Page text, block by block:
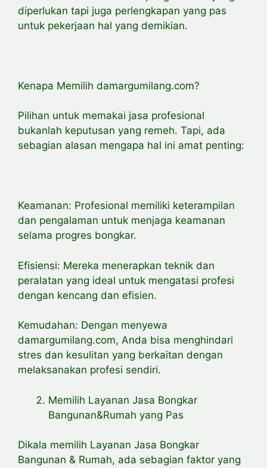
diperlukan tapi juga perlengkapan yang pas
untuk pekerjaan hal yang demikian.
Kenapa Memilih damargumilang.com?
Pilihan untuk memakai jasa profesional
bukanlah keputusan yang remeh. Tapi, ada
sebagian alasan mengapa hal ini amat penting:
Keamanan: Profesional memiliki keterampilan
dan pengalaman untuk menjaga keamanan
selama progres bongkar.
Efisiensi: Mereka menerapkan teknik dan
peralatan yang ideal untuk mengatasi profesi
dengan kencang dan efisien.
Kemudahan: Dengan menyewa
damargumilang.com, Anda bisa menghindari
stres dan kesulitan yang berkaitan dengan
melaksanakan profesi sendiri.
Memilih Layanan Jasa Bongkar
Bangunan&Rumah yang Pas
Dikala memilih Layanan Jasa Bongkar
Bangunan & Rumah, ada sebagian faktor yang